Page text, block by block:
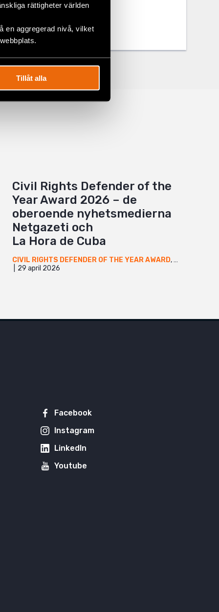
rättigheter världen
en aggregerad nivå, vilket
Tillåt alla
Civil Rights Defender of the
Year Award 2026 – de
oberoende nyhetsmedierna
Netgazeti och
La Hora de Cuba
CIVIL RIGHTS DEFENDER OF THE YEAR AWARD,GEORGIEN
29 april 2026
Facebook
Instagram
LinkedIn
Youtube